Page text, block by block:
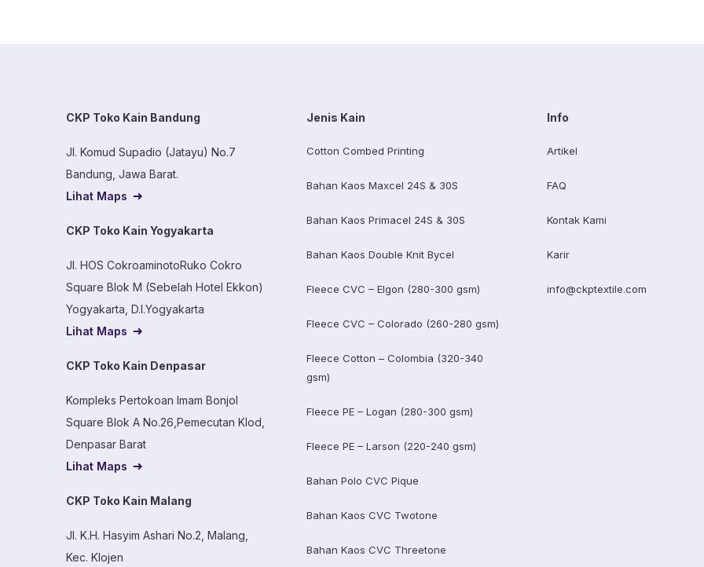
CKP Toko Kain Bandung
Jl. Komud Supadio (Jatayu) No.7
Bandung, Jawa Barat.
Lihat Maps
CKP Toko Kain Yogyakarta
Jl. HOS CokroaminotoRuko Cokro
Square Blok M (Sebelah Hotel Ekkon)
Yogyakarta, D.I.Yogyakarta
Lihat Maps
CKP Toko Kain Denpasar
Kompleks Pertokoan Imam Bonjol
Square Blok A No.26,Pemecutan Klod,
Denpasar Barat
Lihat Maps
CKP Toko Kain Malang
Jl. K.H. Hasyim Ashari No.2, Malang,
Kec. Klojen
Jenis Kain
Cotton Combed Printing
Bahan Kaos Maxcel 24S & 30S
Bahan Kaos Primacel 24S & 30S
Bahan Kaos Double Knit Bycel
Fleece CVC – Elgon (280-300 gsm)
Fleece CVC – Colorado (260-280 gsm)
Fleece Cotton – Colombia (320-340
gsm)
Fleece PE – Logan (280-300 gsm)
Fleece PE – Larson (220-240 gsm)
Bahan Polo CVC Pique
Bahan Kaos CVC Twotone
Bahan Kaos CVC Threetone
Info
Artikel
FAQ
Kontak Kami
Karir
info@ckptextile.com